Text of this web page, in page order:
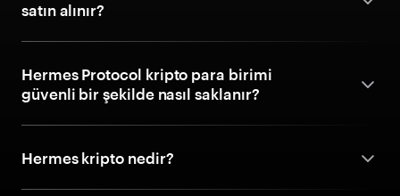
satın alınır?
Hermes Protocol kripto para birimi
güvenli bir şekilde nasıl saklanır?
Hermes kripto nedir?